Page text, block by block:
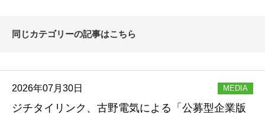
同じカテゴリーの記事はこちら
2026年07月30日 MEDIA
ジチタイリンク、古野電気による「公募型企業版